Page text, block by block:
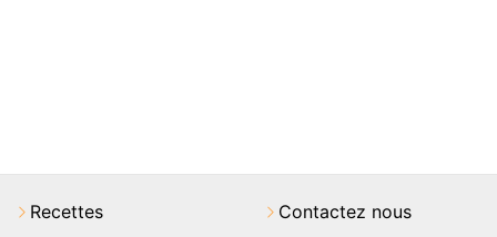
Recettes
Contactez nous